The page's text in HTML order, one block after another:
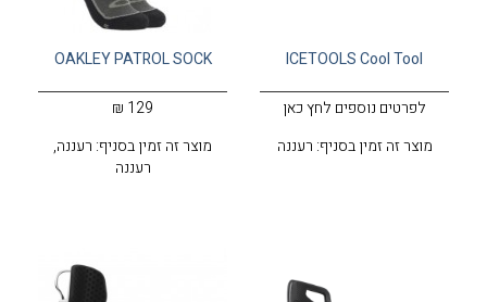
ICETOOLS Cool Tool
לפרטים נוספים לחץ כאן
מוצר זה זמין בסניף: רעננה
OAKLEY PATROL SOCK
129 ₪
מוצר זה זמין בסניף: רעננה,
רעננה